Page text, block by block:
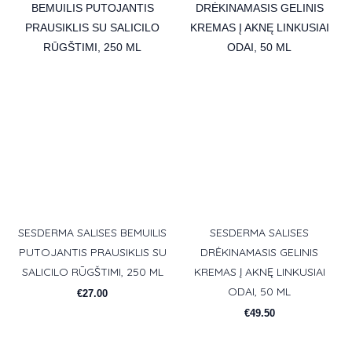
SESDERMA SALISES BEMUILIS
PUTOJANTIS PRAUSIKLIS SU
SALICILO RŪGŠTIMI, 250 ML
€27.00
SESDERMA SALISES
DRĖKINAMASIS GELINIS
KREMAS Į AKNĘ LINKUSIAI
ODAI, 50 ML
€49.50